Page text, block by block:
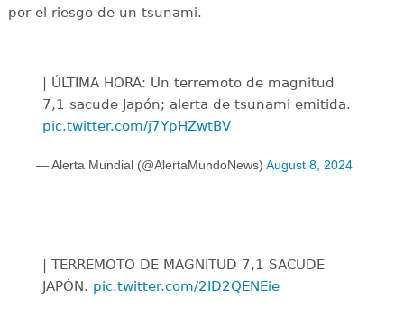
por el riesgo de un tsunami.
| ÚLTIMA HORA: Un terremoto de magnitud
7,1 sacude Japón; alerta de tsunami emitida.
pic.twitter.com/j7YpHZwtBV
— Alerta Mundial (@AlertaMundoNews) August 8, 2024
| TERREMOTO DE MAGNITUD 7,1 SACUDE
JAPÓN. pic.twitter.com/2ID2QENEie